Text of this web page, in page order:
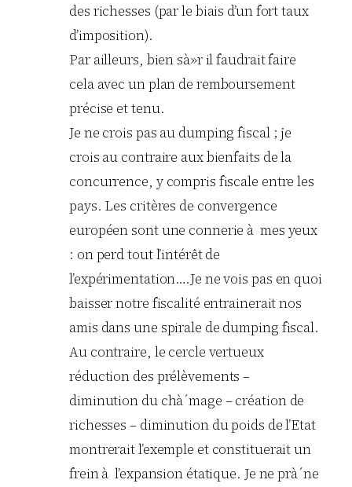
des richesses (par le biais d’un fort taux
d’imposition).
Par ailleurs, bien sà»r il faudrait faire
cela avec un plan de remboursement
précise et tenu.
Je ne crois pas au dumping fiscal ; je
crois au contraire aux bienfaits de la
concurrence, y compris fiscale entre les
pays. Les critères de convergence
européen sont une connerie à mes yeux
: on perd tout l’intérêt de
l’expérimentation….Je ne vois pas en quoi
baisser notre fiscalité entrainerait nos
amis dans une spirale de dumping fiscal.
Au contraire, le cercle vertueux
réduction des prélèvements –
diminution du chà´mage – création de
richesses – diminution du poids de l’Etat
montrerait l’exemple et constituerait un
frein à l’expansion étatique. Je ne prà´ne